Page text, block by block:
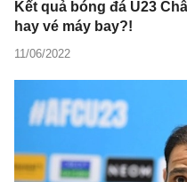
Kết quả bóng đá U23
hay vé máy bay?!
11/06/2022